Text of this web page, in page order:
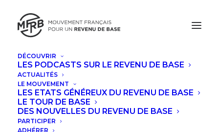
DÉCOUVRIR
LES PODCASTS SUR LE REVENU DE BASE
ACTUALITÉS
LE MOUVEMENT
LES ETATS GÉNÉREUX DU REVENU DE BASE
LE TOUR DE BASE
DES NOUVELLES DU REVENU DE BASE
PARTICIPER
ADHÉRER
Bienvenue au
nouveau groupe